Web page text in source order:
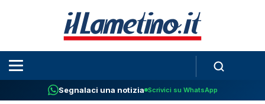
Segnalaci una notizia Scrivici su WhatsApp